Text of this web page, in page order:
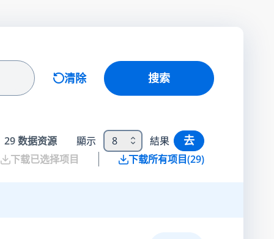
清除 搜索
29数据资源 顯示 8 結果 去
下载已选择项目 下载所有项目(29)